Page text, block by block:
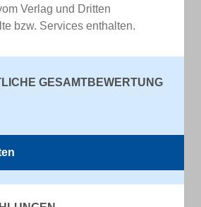
Verlag und Dritten
bzw. Services enthalten.
GESAMTBEWERTUNG